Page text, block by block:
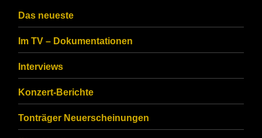
Das neueste
Im TV – Dokumentationen
Interviews
Konzert-Berichte
Tonträger Neuerscheinungen